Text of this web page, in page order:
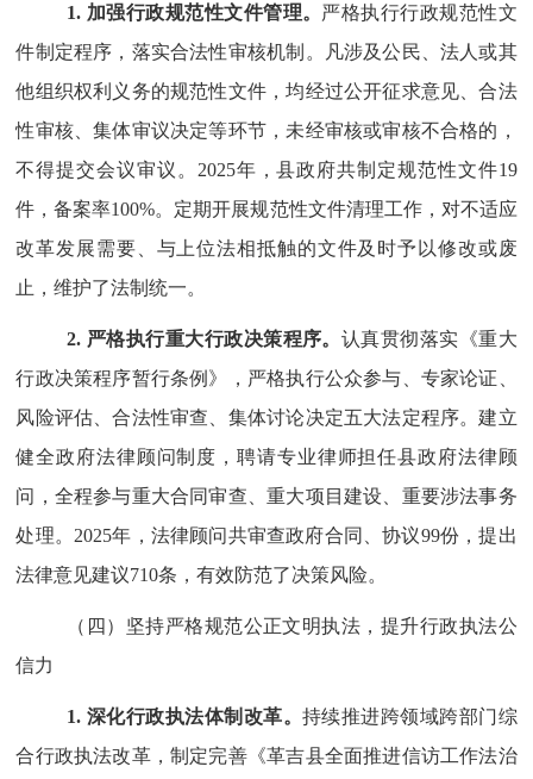
1. 加强行政规范性文件管理。 严格执行行政规范性文
件制定程序，落实合法性审核机制。凡涉及公民、法人或其
他组织权利义务的规范性文件，均经过公开征求意见、合法
性审核、集体审议决定等环节，未经审核或审核不合格的，
不得提交会议审议。 2025年，县政府共制定规范性文件19
件，备案率100%。定期开展规范性文件清理工作，对不适应
改革发展需要、与上位法相抵触的文件及时予以修改或废
止，维护了法制统一。
2. 严格执行重大行政决策程序。 认真贯彻落实《重大
行政决策程序暂行条例》，严格执行公众参与、专家论证、
风险评估、合法性审查、集体讨论决定五大法定程序。建立
健全政府法律顾问制度，聘请专业律师担任县政府法律顾
问，全程参与重大合同审查、重大项目建设、重要涉法事务
处理。 2025年，法律顾问共审查政府合同、协议99份，提出
法律意见建议710条，有效防范了决策风险。
（四）坚持严格规范公正文明执法，提升行政执法公
信力
1. 深化行政执法体制改革。 持续推进跨领域跨部门综
合行政执法改革，制定完善《革吉县全面推进信访工作法治